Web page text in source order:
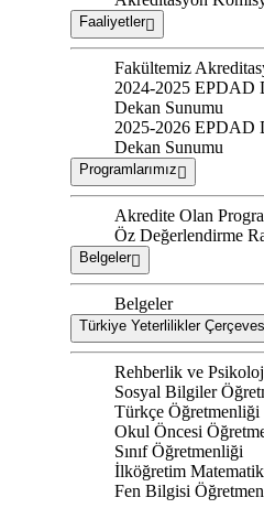
Faaliyetler
Fakültemiz
2024-2025 EPDAD
Dekan Sunumu
2025-2026 EPDAD
Dekan Sunumu
Programlarımız
Akredite Olan
Öz Değerlendirme
Belgeler
Belgeler
Türkiye Yeterlilikler
Rehberlik ve
Sosyal Bilgiler
Türkçe Öğretmenliği
Okul Öncesi
Sınıf Öğretmenliği
İlköğretim
Fen Bilgisi